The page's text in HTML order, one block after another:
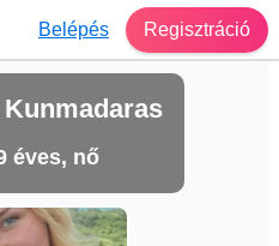
Belépés Regisztráció
éves, nő